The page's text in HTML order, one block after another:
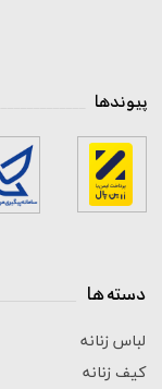
لباس زنانه
کیف زنانه
پیوندها
دسته ها